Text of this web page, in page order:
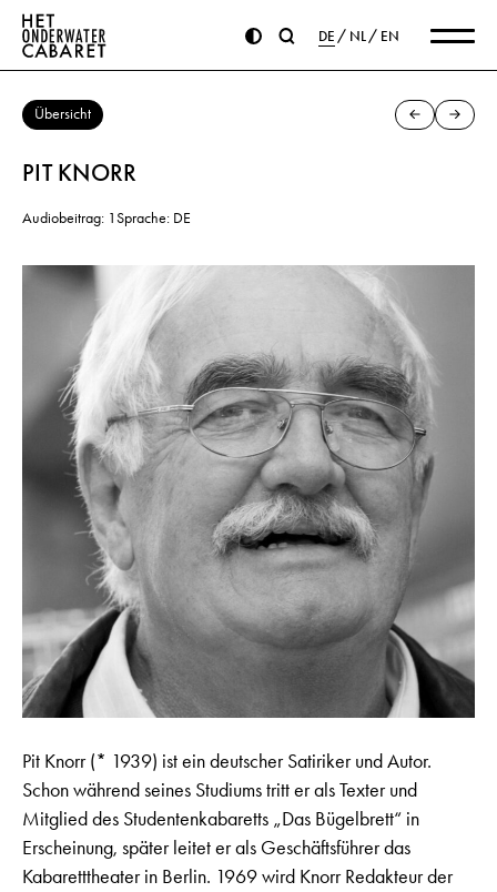
DE NL EN
Übersicht
PIT KNORR
Audiobeitrag: 1Sprache: DE
Pit Knorr (* 1939) ist ein deutscher Satiriker und Autor.
Schon während seines Studiums tritt er als Texter und
Mitglied des Studentenkabaretts „Das Bügelbrett“ in
Erscheinung, später leitet er als Geschäftsführer das
Kabaretttheater in Berlin. 1969 wird Knorr Redakteur der